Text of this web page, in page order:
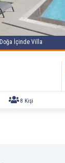
5 Kişi
Doğa İçinde Villa